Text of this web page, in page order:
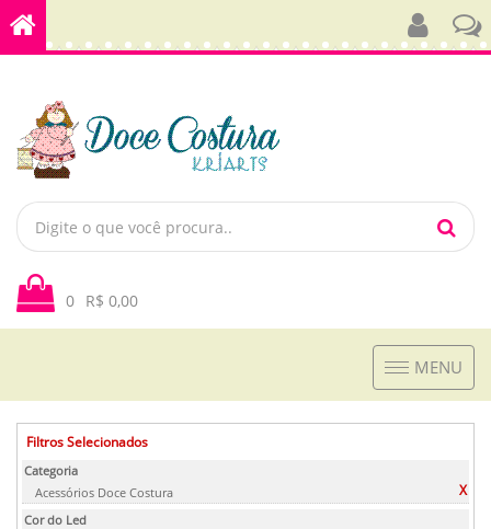
0 R$ 0,00
Toggle
navigation
MENU
Filtros Selecionados
Categoria
Acessórios Doce Costura
X
Cor do Led